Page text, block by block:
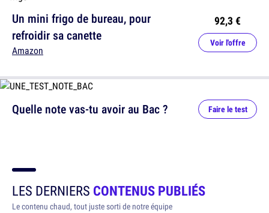
Quelle note vas-tu avoir au Bac ? Faire le test
Un mini frigo de bureau, pour
refroidir sa canette
Amazon
92,3 €
Voir l'offre
LES DERNIERS CONTENUS PUBLIÉS
Le contenu chaud, tout juste sorti de notre équipe